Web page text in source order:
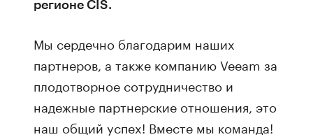
регионе CIS.
Мы сердечно благодарим наших
партнеров, а также компанию Veeam за
плодотворное сотрудничество и
надежные партнерские отношения, это
наш общий успех! Вместе мы команда!